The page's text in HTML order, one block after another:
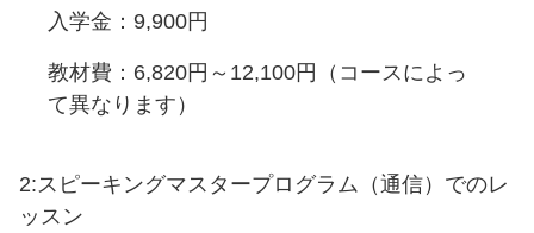
入学金：9,900円
教材費：6,820円～12,100円（コースによっ
て異なります）
2:スピーキングマスタープログラム（通信）でのレ
ッスン